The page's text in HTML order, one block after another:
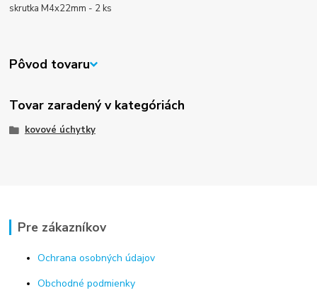
skrutka M4x22mm - 2 ks
Pôvod tovaru
Tovar zaradený v kategóriách
kovové úchytky
Pre zákazníkov
Ochrana osobných údajov
Obchodné podmienky